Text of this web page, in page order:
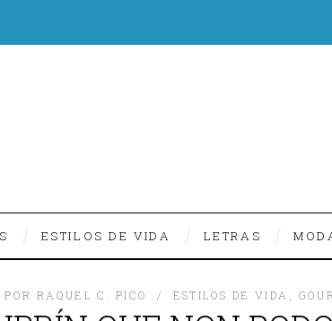
ESTILOS DE VIDA LETRAS
POR RAQUEL C. PICO ESTILOS DE VIDA